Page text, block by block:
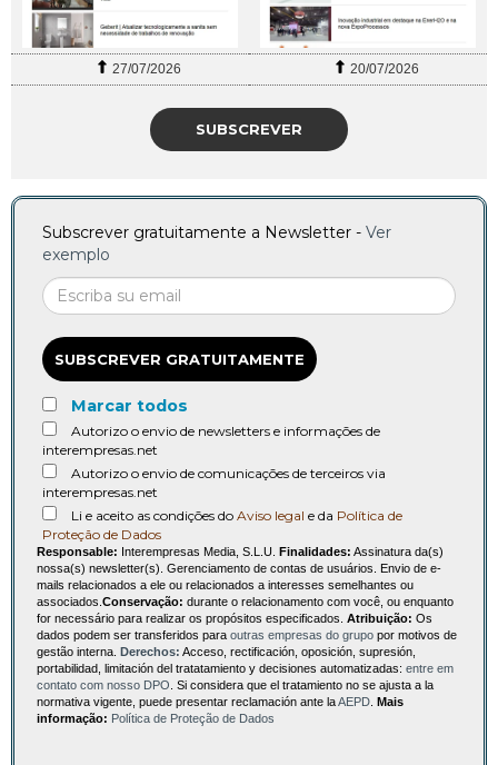
27/07/2026 20/07/2026
SUBSCREVER
Subscrever gratuitamente a Newsletter - Ver
exemplo
SUBSCREVER GRATUITAMENTE
Marcar todos
Autorizo o envio de newsletters e informações de
interempresas.net
Autorizo o envio de comunicações de terceiros via
interempresas.net
Li e aceito as condições do Aviso legal e da Política de
Proteção de Dados
Responsable: Interempresas Media, S.L.U. Finalidades: Assinatura da(s)
nossa(s) newsletter(s). Gerenciamento de contas de usuários. Envio de e-
mails relacionados a ele ou relacionados a interesses semelhantes ou
associados. Conservação: durante o relacionamento com você, ou enquanto
for necessário para realizar os propósitos especificados. Atribuição: Os
dados podem ser transferidos para outras empresas do grupo por motivos de
gestão interna. Derechos: Acceso, rectificación, oposición, supresión,
portabilidad, limitación del tratatamiento y decisiones automatizadas: entre em
contato com nosso DPO . Si considera que el tratamiento no se ajusta a la
normativa vigente, puede presentar reclamación ante laAEPD Mais
informação: Política de Proteção de Dados